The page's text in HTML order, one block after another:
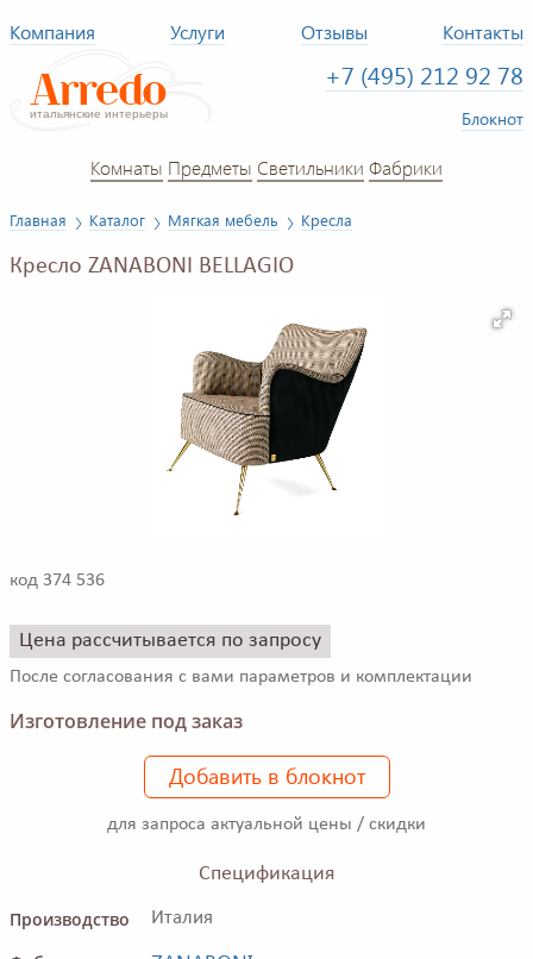
Компания Услуги Отзывы Контакты
+7 (495) 212 92 78
Блокнот
Комнаты Предметы Светильники Фабрики
Главная Каталог Мягкая мебель Кресла
Кресло ZANABONI BELLAGIO
код 374 536
Цена рассчитывается по запросу
После согласования с вами параметров и комплектации
Изготовление под заказ
Добавить в блокнот
для запроса актуальной цены / скидки
Спецификация
Производство
Италия